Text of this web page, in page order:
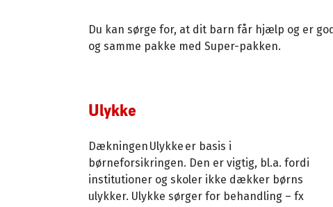
Du kan sørge for, at dit barn får hjælp og er
og samme pakke med Super-pakken.
Ulykke
Dækningen Ulykke er basis i
børneforsikringen. Den er vigtig, bl.a. fordi
institutioner og skoler ikke dækker børns
ulykker. Ulykke sørger for behandling – fx